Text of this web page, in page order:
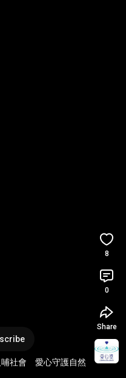
社會　愛心守護自然
8
0
Share